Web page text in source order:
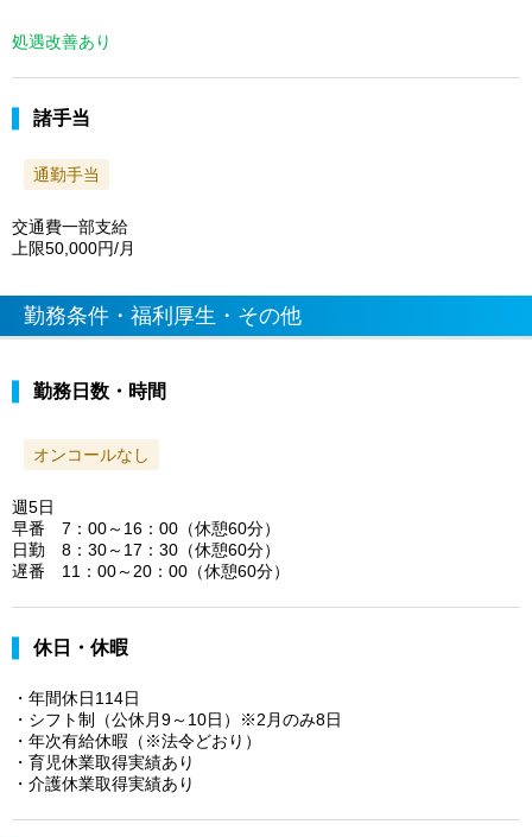
処遇改善あり
諸手当
通勤手当
交通費一部支給
上限50,000円/月
勤務条件・福利厚生・その他
勤務日数・時間
オンコールなし
週5日
早番 7：00～16：00（休憩60分）
日勤 8：30～17：30（休憩60分）
遅番 11：00～20：00（休憩60分）
休日・休暇
・年間休日114日
・シフト制（公休月9～10日）※2月のみ8日
・年次有給休暇（※法令どおり）
・育児休業取得実績あり
・介護休業取得実績あり